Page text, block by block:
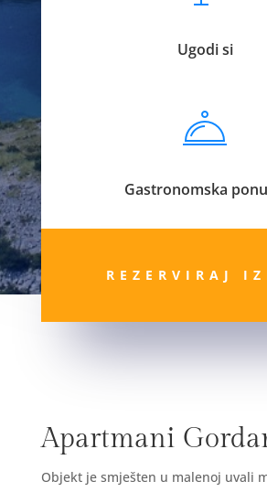
Ugodi si
Gastronomska
REZERVIRAJ
Apartmani
Objekt je smješten u malenoj uvali